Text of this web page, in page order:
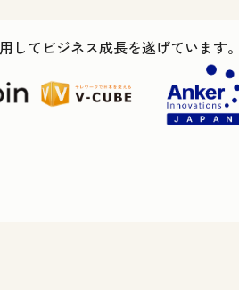
してビジネス成長を遂げています。